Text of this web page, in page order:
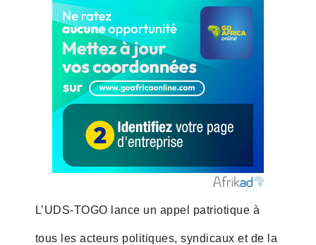
L’UDS-TOGO lance un appel patriotique à
tous les acteurs politiques, syndicaux et de la